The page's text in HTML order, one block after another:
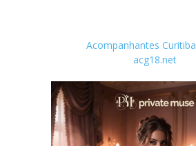
Acompanhantes
acg18.net